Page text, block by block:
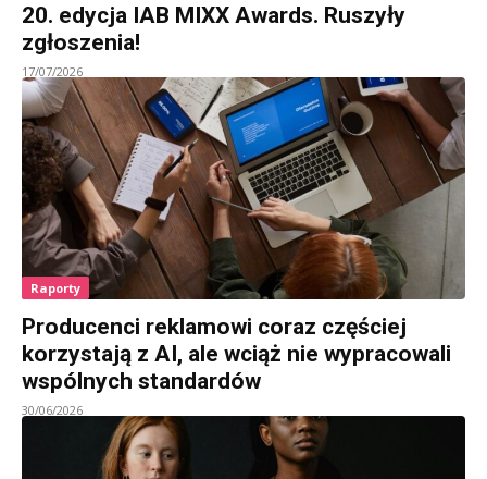
20. edycja IAB MIXX Awards. Ruszyły
zgłoszenia!
17/07/2026
Raporty
Producenci reklamowi coraz częściej
korzystają z AI, ale wciąż nie wypracowali
wspólnych standardów
30/06/2026